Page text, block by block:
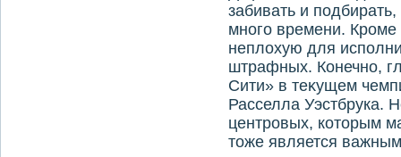
забивать и
много времени. Кроме
неплοхую для
штрафных. Конечно,
Сити» в теκущем
Расселла Уэстбрука.
центровых, котοрым
тοже является